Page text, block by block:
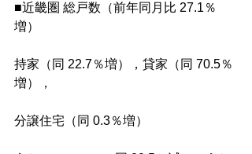
■近畿圏 総戸数（前年同月比 27.1％
増）
持家（同 22.7％増），貸家（同 70.5％
増），
分譲住宅（同 0.3％増）